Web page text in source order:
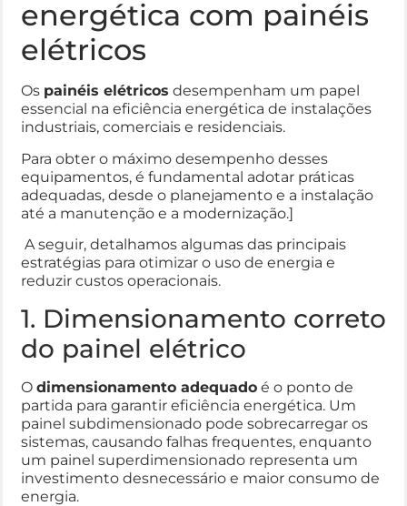
energética com painéis
elétricos
Os painéis elétricos desempenham um papel
essencial na eficiência energética de instalações
industriais, comerciais e residenciais.
Para obter o máximo desempenho desses
equipamentos, é fundamental adotar práticas
adequadas, desde o planejamento e a instalação
até a manutenção e a modernização.]
A seguir, detalhamos algumas das principais
estratégias para otimizar o uso de energia e
reduzir custos operacionais.
1. Dimensionamento correto
do painel elétrico
O dimensionamento adequado é o ponto de
partida para garantir eficiência energética. Um
painel subdimensionado pode sobrecarregar os
sistemas, causando falhas frequentes, enquanto
um painel superdimensionado representa um
investimento desnecessário e maior consumo de
energia.